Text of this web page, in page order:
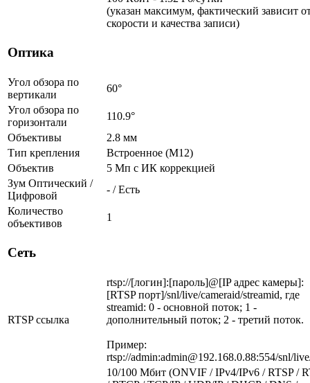
(указан максимум, фактический зависит
скорости и качества записи)
Оптика
Угол обзора по
вертикали
60°
Угол обзора по
горизонтали
110.9°
Объективы
2.8 мм
Тип крепления
Встроенное (М12)
Объектив
5 Мп c ИК коррекцией
Зум Оптический /
Цифровой
- / Есть
Количество
объективов
1
Сеть
RTSP ссылка
rtsp://[логин]:[пароль]@[IP адрес камеры]:
[RTSP порт]/snl/live/cameraid/streamid, где
streamid: 0 - основной поток; 1 -
дополнительный поток; 2 - третий поток.
Пример:
rtsp://admin:admin@192.168.0.88:554/snl/
10/100 Мбит (ONVIF / IPv4/IPv6 / RTSP /